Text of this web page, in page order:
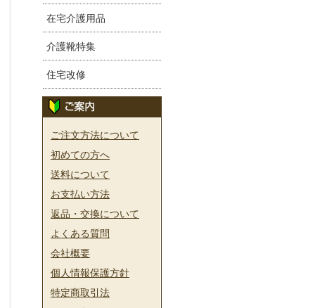
在宅介護用品
介護靴特集
住宅改修
ご注文方法について
初めての方へ
送料について
お支払い方法
返品・交換について
よくある質問
会社概要
個人情報保護方針
特定商取引法